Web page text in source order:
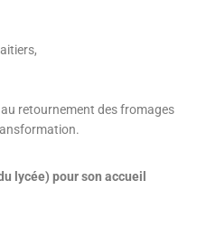
retournement des fromages
lycée) pour son accueil